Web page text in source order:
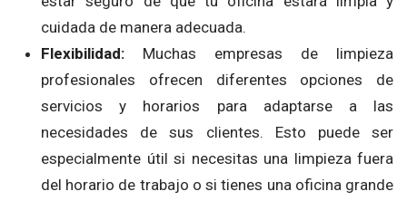
cuidada de manera adecuada.
Flexibilidad: Muchas empresas de limpieza
profesionales ofrecen diferentes opciones de
servicios y horarios para adaptarse a las
necesidades de sus clientes. Esto puede ser
especialmente útil si necesitas una limpieza fuera
del horario de trabajo o si tienes una oficina grande